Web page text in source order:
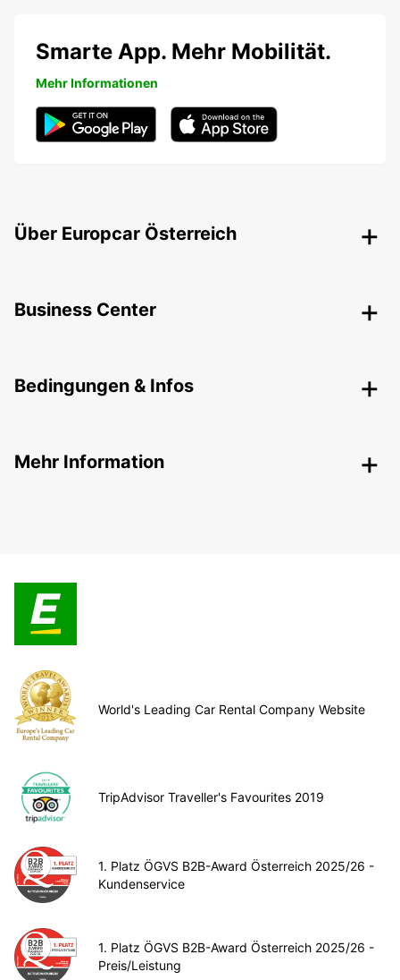
Smarte App. Mehr Mobilität.
Mehr Informationen
Über Europcar Österreich
Business Center
Bedingungen & Infos
Mehr Information
World's Leading Car Rental Company Website
TripAdvisor Traveller's Favourites 2019
1. Platz ÖGVS B2B-Award Österreich 2025/26 -
Kundenservice
1. Platz ÖGVS B2B-Award Österreich 2025/26 -
Preis/Leistung